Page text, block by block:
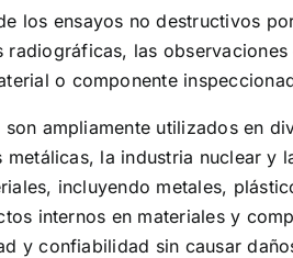
los ensayos no destructivos
radiográficas, las
o componente
ampliamente utilizados en
la industria nuclear y
incluyendo metales,
internos en materiales y
y confiabilidad sin causar